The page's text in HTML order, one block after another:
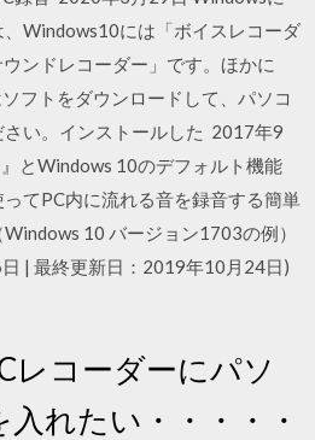
Windows10には「ボイスレコーダ
ンドレコーダー」です。ほかに
フトをダウンロードして、パソコ
い。インストールした 2017年9
とWindows 10のデフォルト機能
ってPC内に流れる音を録音する簡単
10 バージョン1703の例）
| 最終更新日：2019年10月24日)
レコーダーにパソ
れたい・・・・・